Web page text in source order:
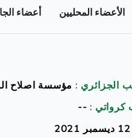
الأعضاء المحليين أعضاء
الجزائري : مؤسسة اصلاح
:
--